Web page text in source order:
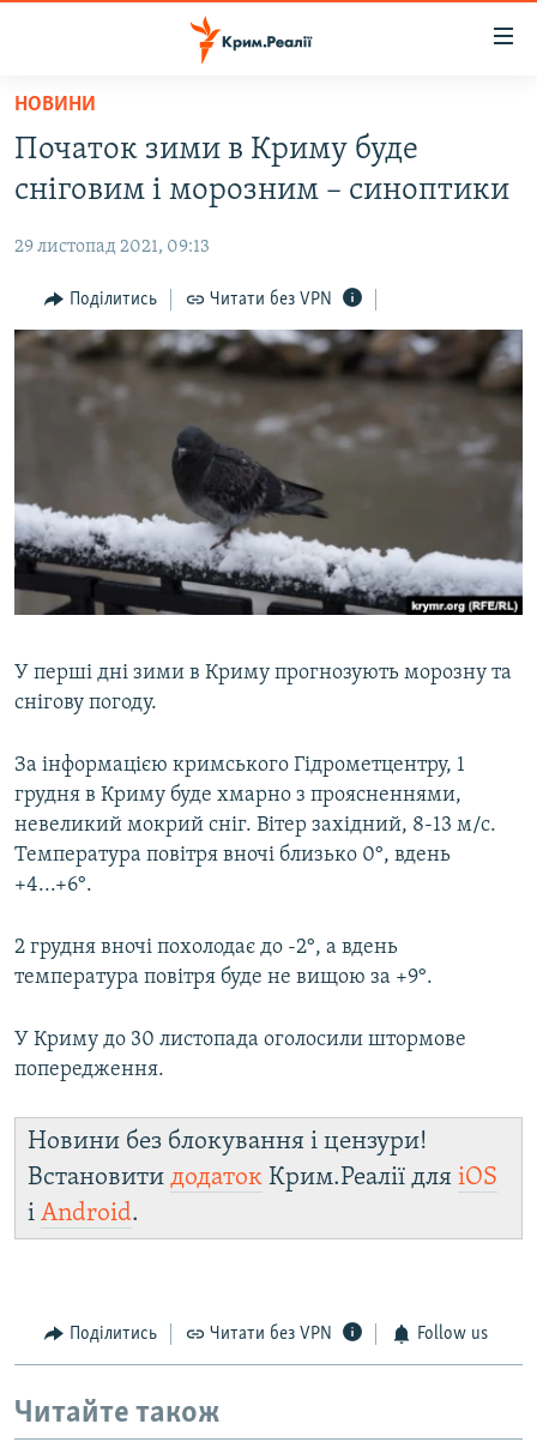
Перейти
основного
матеріалу
до
навігації
Перейти
до
ПОЛІТИКА
БЛОГИ
ПОГЛЯД
ІНТЕРВ'Ю
ДЕПОРТАЦІЯ
ВІДЕОУРОКИ «ELIFBE»
СВІДЧЕННЯ ОКУПАЦІЇ
ІНФОГРАФІКА
ЯК ОБІЙТИ БЛОКУВАННЯ
Русский
Qırımtatar
ДОЛУЧАЙСЯ!
Усі сайти RFE/RL
НОВИНИ
Початок зими в Криму буде
сніговим і морозним – синоптики
29 листопад 2021, 09:13
Поділитись Читати без VPN
У перші дні зими в Криму прогнозують морозну та
снігову погоду.
За інформацією кримського Гідрометцентру, 1
грудня в Криму буде хмарно з проясненнями,
невеликий мокрий сніг. Вітер західний, 8-13 м/с.
Температура повітря вночі близько 0°, вдень
+4...+6°.
2 грудня вночі похолодає до -2°, а вдень
температура повітря буде не вищою за +9°.
У Криму до 30 листопада оголосили штормове
попередження.
Новини без блокування і цензури!
Встановити додаток Крим.Реалії для iOS
і Android.
Поділитись Читати без VPN Follow us
Читайте також